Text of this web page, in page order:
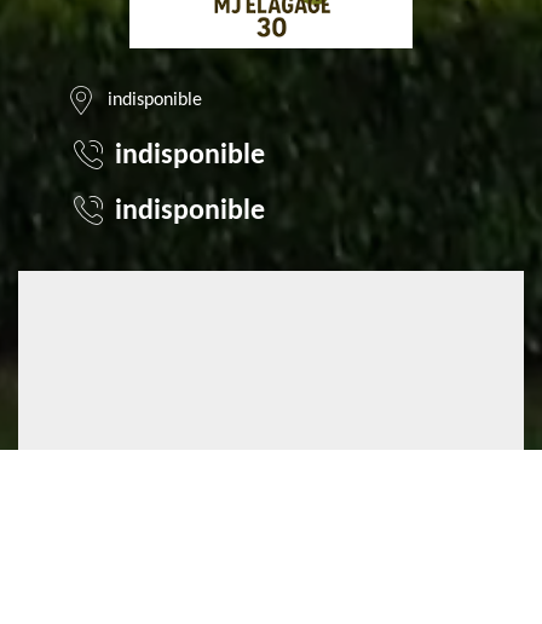
indisponible
indisponible
indisponible